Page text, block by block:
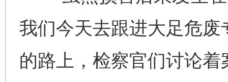
我们今天去跟进大足危废
的路上，检察官们讨论